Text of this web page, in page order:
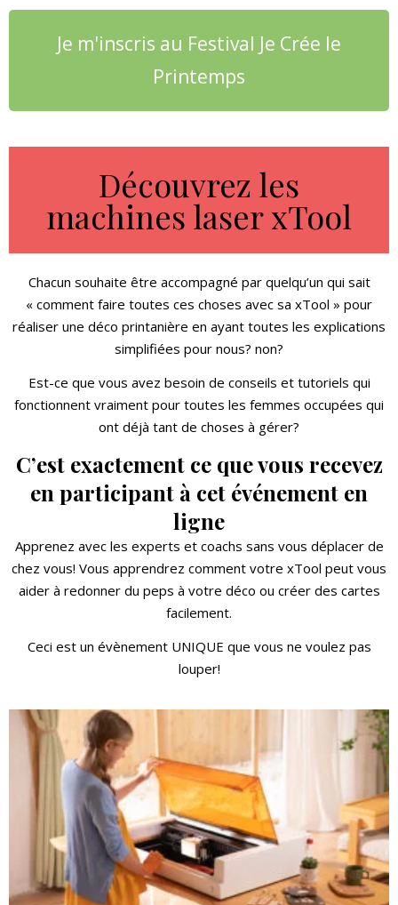
Je m'inscris au Festival Je Crée le
Printemps
Découvrez les
machines laser xTool
Chacun souhaite être accompagné par quelqu’un qui sait
« comment faire toutes ces choses avec sa xTool » pour
réaliser une déco printanière en ayant toutes les explications
simplifiées pour nous? non?
Est-ce que vous avez besoin de conseils et tutoriels qui
fonctionnent vraiment pour toutes les femmes occupées qui
ont déjà tant de choses à gérer?
C’est exactement ce que vous recevez
en participant à cet événement en
ligne
Apprenez avec les experts et coachs sans vous déplacer de
chez vous! Vous apprendrez comment votre xTool peut vous
aider à redonner du peps à votre déco ou créer des cartes
facilement.
Ceci est un évènement UNIQUE que vous ne voulez pas
louper!